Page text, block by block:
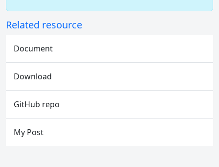
Related resource
Document
Download
GitHub repo
My Post